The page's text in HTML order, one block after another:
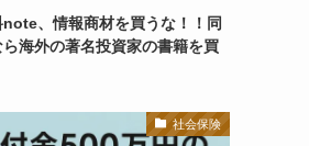
、情報商材を買うな！！同
ら海外の著名投資家の書籍を買
社会保険